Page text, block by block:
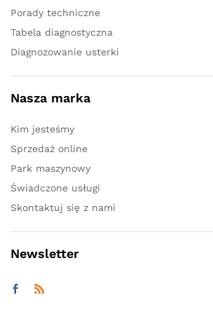
Porady techniczne
Tabela diagnostyczna
Diagnozowanie usterki
Nasza marka
Kim jesteśmy
Sprzedaż online
Park maszynowy
Świadczone usługi
Skontaktuj się z nami
Newsletter